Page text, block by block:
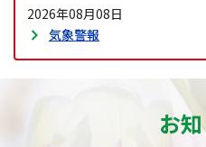
2026年08月08日
気象警報
お